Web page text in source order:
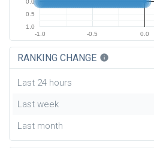
-1.0 -0.5 0.0
0.0
0.5
1.0
RANKING CHANGE info
Last 24 hours
Last week
Last month